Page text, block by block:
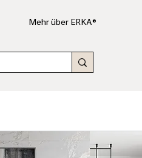
Mehr über ERKA®